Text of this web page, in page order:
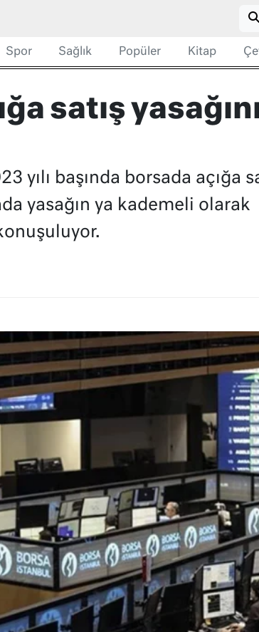
Spor Sağlık Popüler Kitap
satış
başında borsada açığa
yasağın ya kademeli olarak